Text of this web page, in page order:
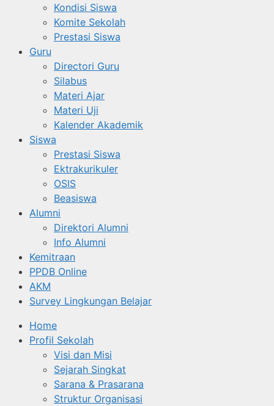
Kondisi Siswa
Komite Sekolah
Prestasi Siswa
Guru
Directori Guru
Silabus
Materi Ajar
Materi Uji
Kalender Akademik
Siswa
Prestasi Siswa
Ektrakurikuler
OSIS
Beasiswa
Alumni
Direktori Alumni
Info Alumni
Kemitraan
PPDB Online
AKM
Survey Lingkungan Belajar
Home
Profil Sekolah
Visi dan Misi
Sejarah Singkat
Sarana & Prasarana
Struktur Organisasi